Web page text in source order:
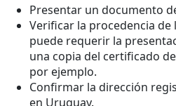
Presentar un documento
Verificar la procedencia de
puede requerir la
una copia del certificado
por ejemplo.
Confirmar la dirección
en Uruguay.